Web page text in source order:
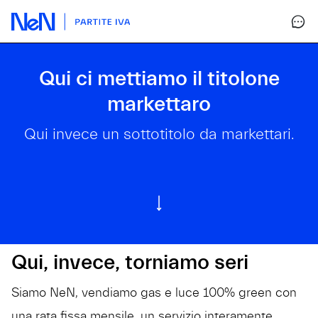
Qui ci mettiamo il titolone
markettaro
Qui invece un sottotitolo da markettari.
Qui, invece, torniamo seri
Siamo NeN, vendiamo gas e luce 100% green con